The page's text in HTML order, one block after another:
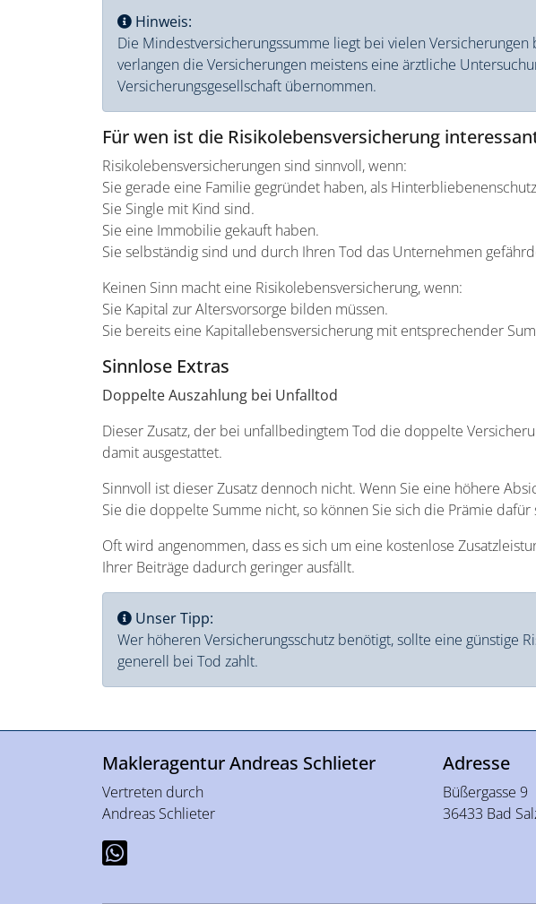
Hinweis:
Die Mindestversicherungssumme liegt bei vielen
verlangen die Versicherungen meistens eine ärztliche
Versicherungsgesellschaft übernommen.
Für wen ist die Risikolebensversicherung
Risikolebensversicherungen sind sinnvoll, wenn:
Sie gerade eine Familie gegründet haben, als
Sie Single mit Kind sind.
Sie eine Immobilie gekauft haben.
Sie selbständig sind und durch Ihren Tod das Unternehmen
Keinen Sinn macht eine Risikolebensversicherung, wenn:
Sie Kapital zur Altersvorsorge bilden müssen.
Sie bereits eine Kapitallebensversicherung mit entsprechender
Sinnlose Extras
Doppelte Auszahlung bei Unfalltod
Dieser Zusatz, der bei unfallbedingtem Tod die doppelte
damit ausgestattet.
Sinnvoll ist dieser Zusatz dennoch nicht. Wenn Sie eine höhere
Sie die doppelte Summe nicht, so können Sie sich die Prämie dafür
Oft wird angenommen, dass es sich um eine kostenlose
Ihrer Beiträge dadurch geringer ausfällt.
Unser Tipp:
Wer höheren Versicherungsschutz benötigt, sollte eine günstige
generell bei Tod zahlt.
Makleragentur Andreas Schlieter
Vertreten durch
Andreas Schlieter
Adresse
Büßergasse 9
36433 Bad